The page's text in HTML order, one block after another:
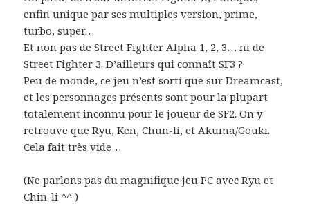
enfin unique par ses multiples version, prime,
turbo, super…
Et non pas de Street Fighter Alpha 1, 2, 3… ni de
Street Fighter 3. D’ailleurs qui connaît SF3 ?
Peu de monde, ce jeu n’est sorti que sur Dreamcast,
et les personnages présents sont pour la plupart
totalement inconnu pour le joueur de SF2. On y
retrouve que Ryu, Ken, Chun-li, et Akuma/Gouki.
Cela fait très vide…
(Ne parlons pas dumagnifique jeu PCavec Ryu et
Chin-li ^^ )